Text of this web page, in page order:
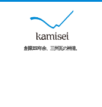
創業150年余、三州瓦の神清。